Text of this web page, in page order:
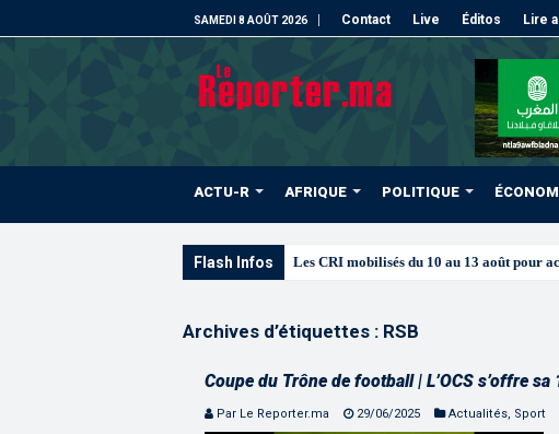
SAMEDI 8 AOÛT 2026 Contact Live Éditos Lire
ACTU-R AFRIQUE POLITIQUE
Flash Infos Les CRI mobilisés du 10 au 13 août pour
Archives d’étiquettes : RSB
Coupe du Trône de football | L’OCS s’offre
Par Le Reporter.ma 29/06/2025 Actualités, Sport